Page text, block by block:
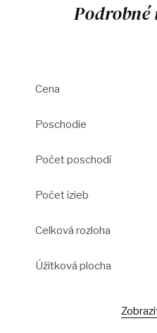
Cena
Poschodie
Počet poschodí
Počet izieb
Celková rozloha
Úžitková plocha